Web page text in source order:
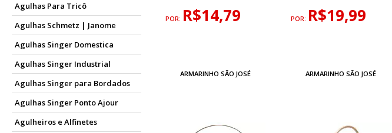
Agulhas Para Tricô
Agulhas Schmetz | Janome
Agulhas Singer Domestica
Agulhas Singer Industrial
Agulhas Singer para Bordados
Agulhas Singer Ponto Ajour
Agulheiros e Alfinetes
POR: R$14,79
ARMARINHO SÃO JOSÉ
POR: R$19,99
ARMARINHO SÃO JOSÉ